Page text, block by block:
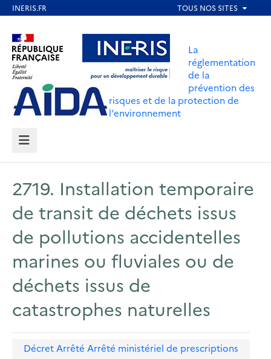
contenu
principal
Aller au contenu Aller au menu
Aller au pied de page
La
réglementation
de la
prévention des
risques et de la protection de
l'environnement
MENU
2719. Installation temporaire
de transit de déchets issus
de pollutions accidentelles
marines ou fluviales ou de
déchets issus de
catastrophes naturelles
DécretArrêté Arrêté ministériel de prescriptions